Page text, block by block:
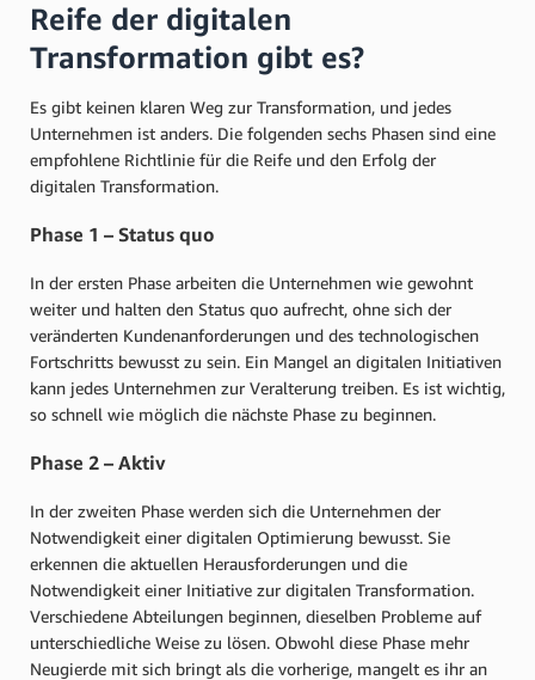
Reife der digitalen
Transformation gibt es?
Es gibt keinen klaren Weg zur Transformation, und jedes
Unternehmen ist anders. Die folgenden sechs Phasen sind eine
empfohlene Richtlinie für die Reife und den Erfolg der
digitalen Transformation.
Phase 1 – Status quo
In der ersten Phase arbeiten die Unternehmen wie gewohnt
weiter und halten den Status quo aufrecht, ohne sich der
veränderten Kundenanforderungen und des technologischen
Fortschritts bewusst zu sein. Ein Mangel an digitalen Initiativen
kann jedes Unternehmen zur Veralterung treiben. Es ist wichtig,
so schnell wie möglich die nächste Phase zu beginnen.
Phase 2 – Aktiv
In der zweiten Phase werden sich die Unternehmen der
Notwendigkeit einer digitalen Optimierung bewusst. Sie
erkennen die aktuellen Herausforderungen und die
Notwendigkeit einer Initiative zur digitalen Transformation.
Verschiedene Abteilungen beginnen, dieselben Probleme auf
unterschiedliche Weise zu lösen. Obwohl diese Phase mehr
Neugierde mit sich bringt als die vorherige, mangelt es ihr an